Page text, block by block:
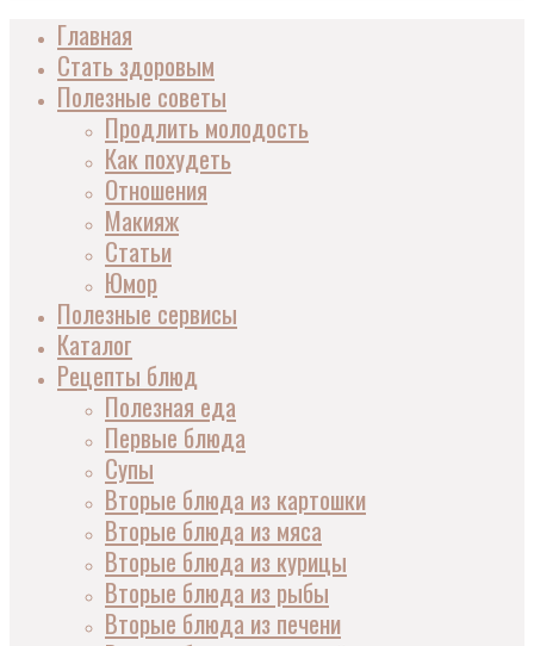
Главная
Стать здоровым
Полезные советы
Продлить молодость
Как похудеть
Отношения
Макияж
Статьи
Юмор
Полезные сервисы
Каталог
Рецепты блюд
Полезная еда
Первые блюда
Супы
Вторые блюда из картошки
Вторые блюда из мяса
Вторые блюда из курицы
Вторые блюда из рыбы
Вторые блюда из печени